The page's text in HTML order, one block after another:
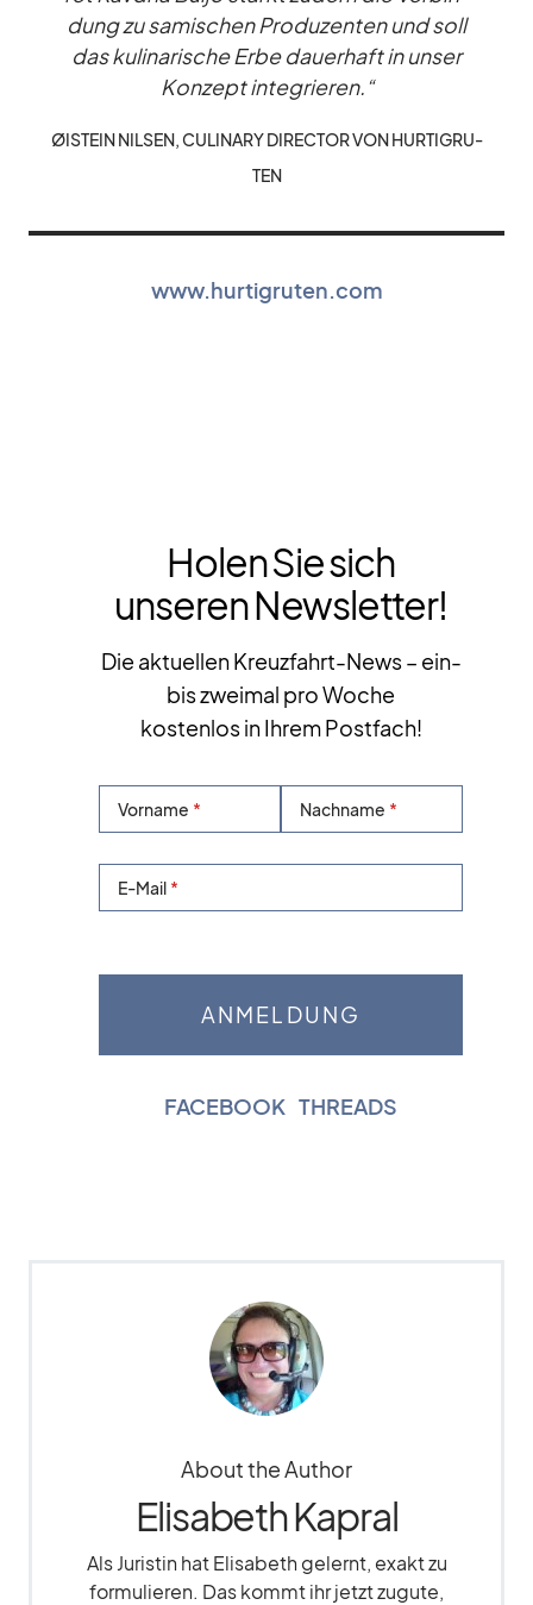
dung zu sa­mi­schen Pro­du­zen­ten und soll
das ku­li­na­ri­sche Erbe dau­er­haft in un­ser
Kon­zept in­te­grie­ren.“
ØIST­EIN NIL­SEN, CU­LINARY DI­REC­TOR VON HUR­TIG­RU­
TEN
www.hurtigruten.com
Holen Sie sich
unseren Newsletter!
Die aktuellen Kreuzfahrt-News – ein-
bis zweimal pro Woche
kostenlos in Ihrem Postfach!
Vorname Nachname
E-Mail
FACEBOOK THREADS
About the Author
Elisabeth Kapral
Als Juristin hat Elisabeth gelernt, exakt zu
formulieren. Das kommt ihr jetzt zugute,